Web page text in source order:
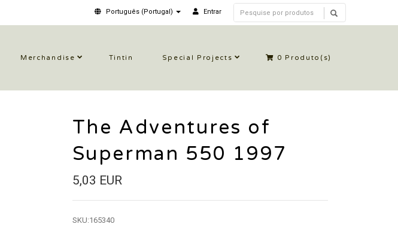
Português (Portugal) Entrar
Merchandise Tintin Special Projects 0 Produto(s)
The Adventures of
Superman 550 1997
5,03 EUR
SKU:165340